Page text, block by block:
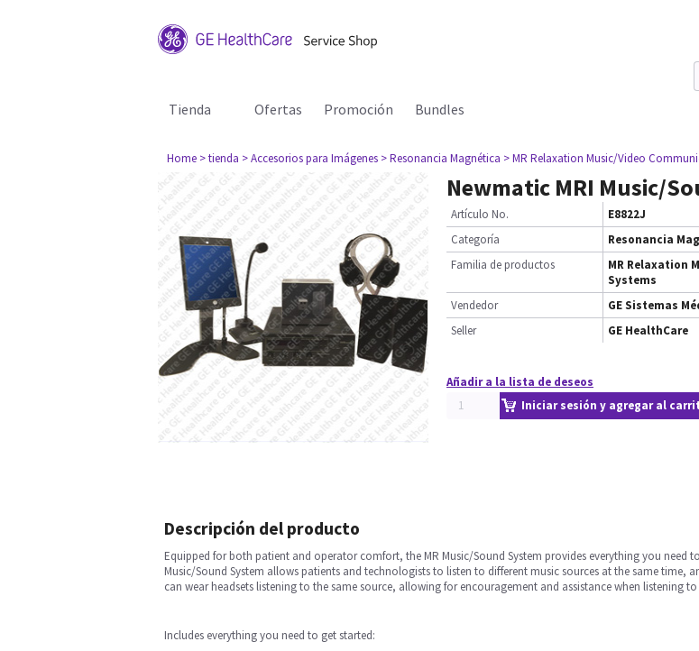
Tienda Ofertas Promoción Bundles
Home > tienda > Accesorios para Imágenes > Resonancia Magnética > MR Relaxation Music/Video
Newmatic MRI Music/
Artículo No.
E8822J
Categoría
Resonancia
Familia de productos
MR Relaxation
Systems
Vendedor
GE Sistemas
Seller
GE HealthCare
Añadir a la lista de deseos
Iniciar sesión y agregar al
Descripción del producto
Equipped for both patient and operator comfort, the MR Music/Sound System provides everything you need
Music/Sound System allows patients and technologists to listen to different music sources at the same time,
can wear headsets listening to the same source, allowing for encouragement and assistance when listening
Includes everything you need to get started: